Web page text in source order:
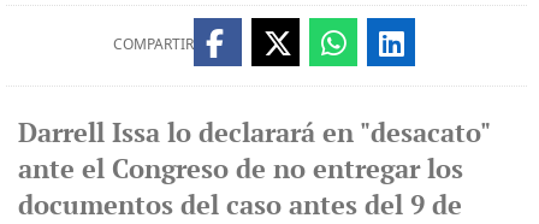
COMPARTIR
Darrell Issa lo declarará en "desacato"
ante el Congreso de no entregar los
documentos del caso antes del 9 de